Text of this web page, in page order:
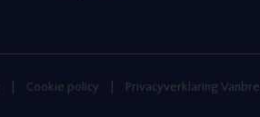
Cookie policy Privacyverklaring